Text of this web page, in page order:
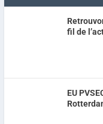
fil de
EU